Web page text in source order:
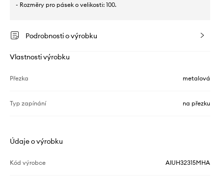
- Rozměry pro pásek o velikosti: 100.
Podrobnosti o výrobku
Vlastnosti výrobku
Přezka metalová
Typ zapínání na přezku
Údaje o výrobku
Kód výrobce AIUH32315MHA